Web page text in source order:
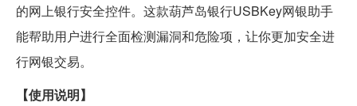
的网上银行安全控件。这款葫芦岛银行USBKey网银助手
能帮助用户进行全面检测漏洞和危险项，让你更加安全进
行网银交易。
【使用说明】